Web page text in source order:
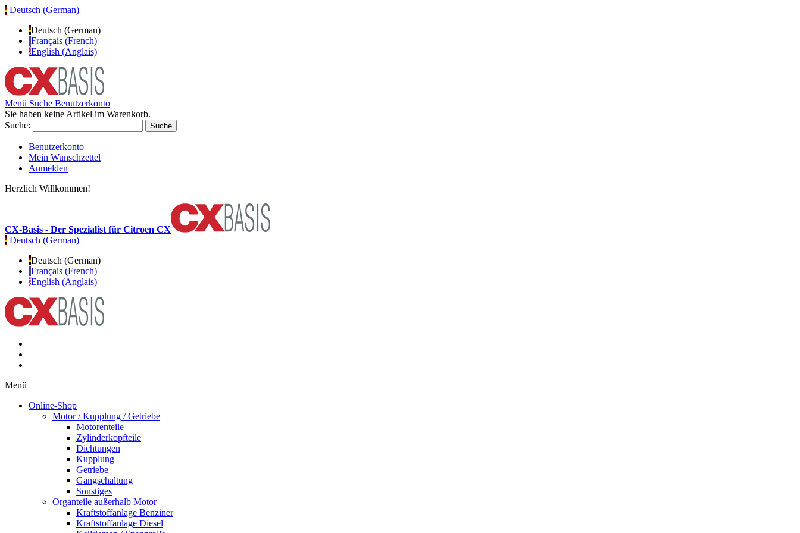
Deutsch (German)
Deutsch (German)
Français (French)
English (Anglais)
Menü Suche Benutzerkonto
Sie haben keine Artikel im Warenkorb.
Suche:
Suche
Benutzerkonto
Mein Wunschzettel
Anmelden
Herzlich Willkommen!
CX-Basis - Der Spezialist für Citroen CX
Deutsch (German)
Deutsch (German)
Français (French)
English (Anglais)
Menü
Online-Shop
Motor / Kupplung / Getriebe
Motorenteile
Zylinderkopfteile
Dichtungen
Kupplung
Getriebe
Gangschaltung
Sonstiges
Organteile außerhalb Motor
Kraftstoffanlage Benziner
Kraftstoffanlage Diesel